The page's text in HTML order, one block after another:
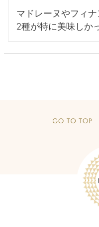
マドレーヌやフィ
2種が特に美味しか